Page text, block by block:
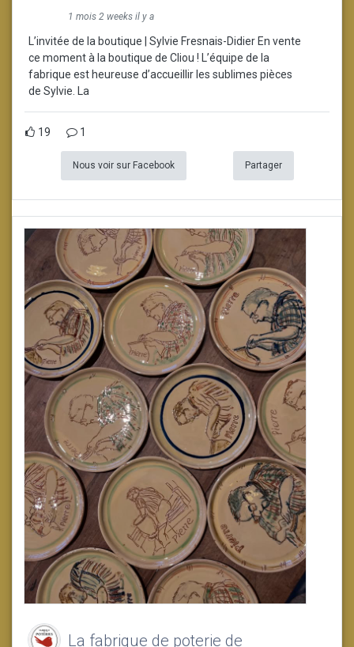
1 mois 2 weeks il y a
L’invitée de la boutique | Sylvie Fresnais-Didier En vente
ce moment à la boutique de Cliou ! L’équipe de la
fabrique est heureuse d’accueillir les sublimes pièces
de Sylvie. La
19 1
Nous voir sur Facebook Partager
La fabrique de poterie de